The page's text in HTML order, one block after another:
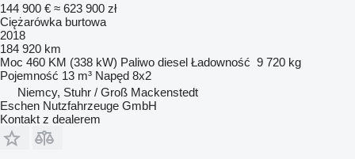
144 900 € ≈ 623 900 zł
Ciężarówka burtowa
2018
184 920 km
Moc 460 KM (338 kW) Paliwo diesel Ładowność 9 720 kg
Pojemność 13 m³ Napęd 8x2
Niemcy, Stuhr / Groß Mackenstedt
Eschen Nutzfahrzeuge GmbH
Kontakt z dealerem